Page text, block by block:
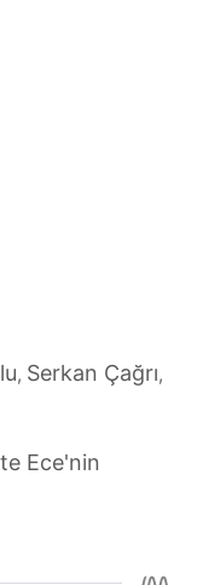
, Serkan Çağrı,
Ece'nin